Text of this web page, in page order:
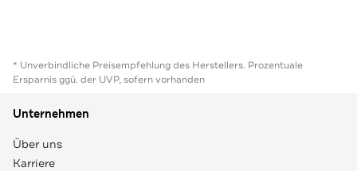
* Unverbindliche Preisempfehlung des Herstellers. Prozentuale
Ersparnis ggü. der UVP, sofern vorhanden
Unternehmen
Über uns
Karriere